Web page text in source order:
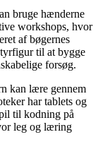
bruge hænderne
workshops, hvor
af bøgernes
til at bygge
forsøg.
kan lære gennem
har tablets og
til kodning på
leg og læring